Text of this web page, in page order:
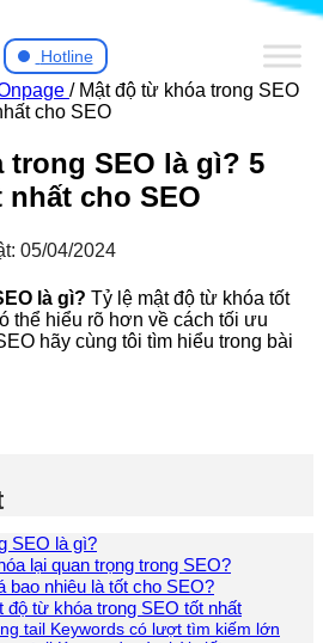
Hotline
/ Mật độ từ khóa trong SEO
cho SEO
trong SEO là gì? 5
cho SEO
05/04/2024
là gì? Tỷ lệ mật độ từ khóa tốt
thể hiểu rõ hơn về cách tối ưu
hãy cùng tôi tìm hiểu trong bài
SEO là gì?
lại quan trọng trong SEO?
bao nhiêu là tốt cho SEO?
độ từ khóa trong SEO tốt nhất
tail Keywords có lượt tìm kiếm lớn